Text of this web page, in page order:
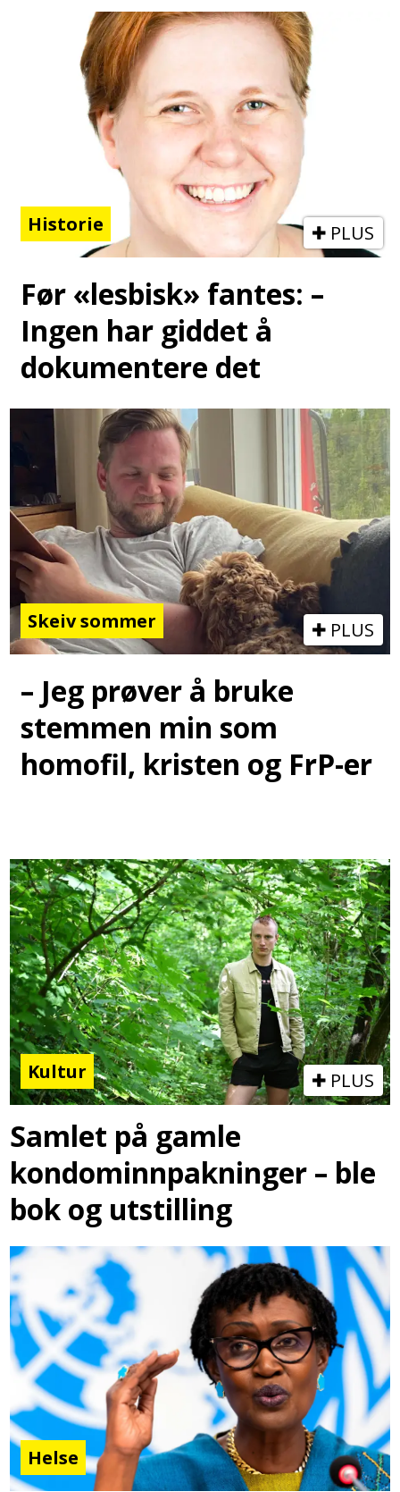
Historie PLUS
Før «lesbisk» fantes: –
Ingen har giddet å
dokumentere det
Skeiv sommer PLUS
– Jeg prøver å bruke
stemmen min som
homofil, kristen og FrP-er
Kultur PLUS
Samlet på gamle
kondominnpakninger – ble
bok og utstilling
Helse